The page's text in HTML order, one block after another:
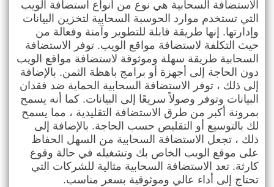
الاستضافة السحابية هي نوع من أنواع استضافة الويب
التي تستخدم موارد الحوسبة السحابية لتخزين البيانات
وإدارتها. إنها طريقة قابلة للتطوير وآمنة وفعالة من
حيث التكلفة لاستضافة مواقع الويب. توفر الاستضافة
السحابية طريقة سهلة وموثوقة لاستضافة مواقع الويب
دون الحاجة إلى أجهزة أو برامج باهظة الثمن. بالإضافة
إلى ذلك ، توفر الاستضافة السحابية الحماية ضد فقدان
البيانات وتوفر وصولاً سريعًا إلى البيانات. كما أنه يسمح
بمرونة أكبر من طرق الاستضافة التقليدية ، مما يسمح
لك بالتوسيع أو التقليص حسب الحاجة. بالإضافة إلى
ذلك ، تجعل الاستضافة السحابية من السهل الحفاظ
على موقع الويب الخاص بك وتشغيله في حالة وقوع
كارثة. تعد الاستضافة السحابية مثالية للشركات التي
تحتاج إلى أداء عالي وموثوقية بسعر مناسب.